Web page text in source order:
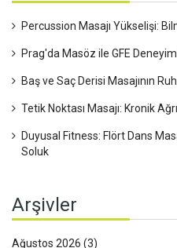
Percussion Masajı Yükselişi:
Prag'da Masöz ile GFE
Baş ve Saç Derisi Masajının
Tetik Noktası Masajı: Kronik
Duyusal Fitness: Flört Dans
Soluk
Arşivler
Ağustos 2026 (3)